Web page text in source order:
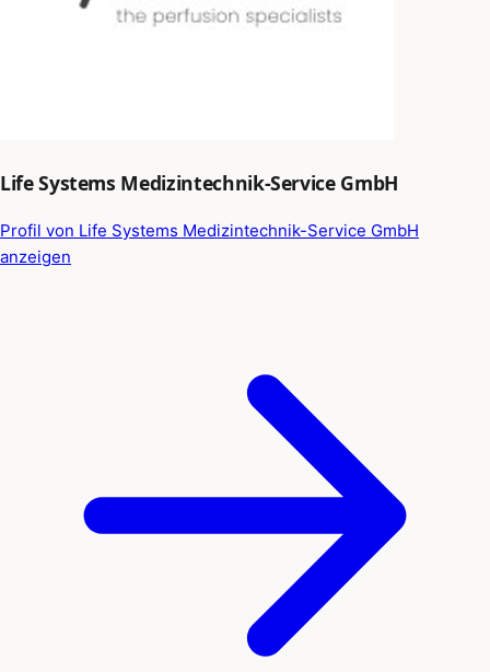
Life Systems Medizintechnik-Service GmbH
Profil von Life Systems Medizintechnik-Service GmbH
anzeigen